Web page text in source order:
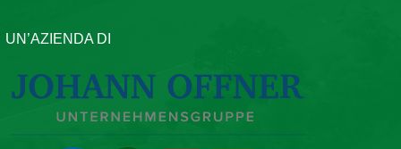
UN’AZIENDA DI